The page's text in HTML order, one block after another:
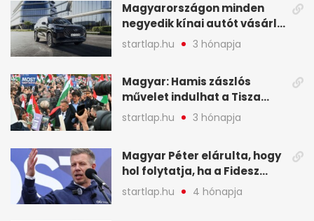
Magyarországon minden
negyedik kínai autót vásárló
a Chery mellett döntött (X)
startlap.hu 3 hónapja
Magyar: Hamis zászlós
művelet indulhat a Tisza
ellen a választás napján - A
hét legfontosabb eseményei
startlap.hu 3 hónapja
Magyar Péter elárulta, hogy
hol folytatja, ha a Fidesz
nyeri a választást - A hét
legfontosabb hírei
startlap.hu 4 hónapja